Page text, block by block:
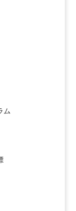
ム